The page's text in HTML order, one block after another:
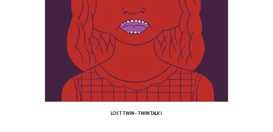
LOST TWIN – TWIN TALK I